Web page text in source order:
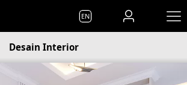
EN
Desain Interior